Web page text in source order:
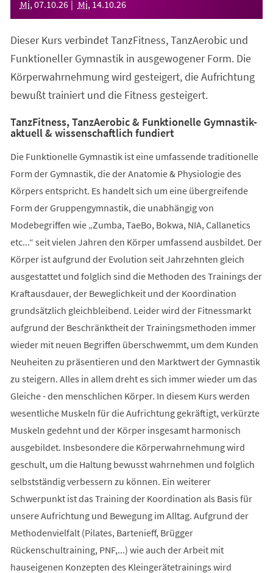
Mi, 07.10.26 Mi, 14.10.26
Dieser Kurs verbindet TanzFitness, TanzAerobic und
Funktioneller Gymnastik in ausgewogener Form. Die
Körperwahrnehmung wird gesteigert, die Aufrichtung
bewußt trainiert und die Fitness gesteigert.
TanzFitness, TanzAerobic & Funktionelle Gymnastik-
aktuell & wissenschaftlich fundiert
Die Funktionelle Gymnastik ist eine umfassende traditionelle
Form der Gymnastik, die der Anatomie & Physiologie des
Körpers entspricht. Es handelt sich um eine übergreifende
Form der Gruppengymnastik, die unabhängig von
Modebegriffen wie „Zumba, TaeBo, Bokwa, NIA, Callanetics
etc...“ seit vielen Jahren den Körper umfassend ausbildet. Der
Körper ist aufgrund der Evolution seit Jahrzehnten gleich
ausgestattet und folglich sind die Methoden des Trainings der
Kraftausdauer, der Beweglichkeit und der Koordination
grundsätzlich gleichbleibend. Leider wird der Fitnessmarkt
aufgrund der Beschränktheit der Trainingsmethoden immer
wieder mit neuen Begriffen überschwemmt, um dem Kunden
Neuheiten zu präsentieren und den Marktwert der Gymnastik
zu steigern. Alles in allem dreht es sich immer wieder um das
Gleiche - den menschlichen Körper. In diesem Kurs werden
wesentliche Muskeln für die Aufrichtung gekräftigt, verkürzte
Muskeln gedehnt und der Körper insgesamt harmonisch
ausgebildet. Insbesondere die Körperwahrnehmung wird
geschult, um die Haltung bewusst wahrnehmen und folglich
selbstständig verbessern zu können. Ein weiterer
Schwerpunkt ist das Training der Koordination als Basis für
unsere Aufrichtung und Bewegung im Alltag. Aufgrund der
Methodenvielfalt (Pilates, Bartenieff, Brügger
Rückenschultraining, PNF,...) wie auch der Arbeit mit
hauseigenen Konzepten des Kleingerätetrainings wird